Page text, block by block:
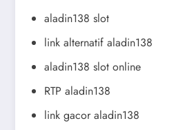
aladin138 slot
link alternatif aladin138
aladin138 slot online
RTP aladin138
link gacor aladin138